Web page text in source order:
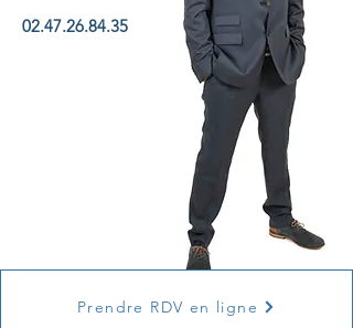
02.47.26.84.35
Prendre RDV en ligne